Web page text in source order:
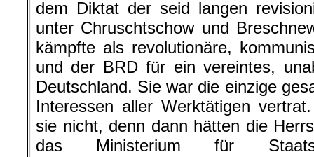
dem Diktat der seid langen
unter Chruschtschowund
kämpfte als revolutionäre,
und der BRD für ein vereintes,
Deutschland. Sie war die einzige
Interessen aller Werktätigen
sie nicht, denn dann hätten die
das Ministerium für